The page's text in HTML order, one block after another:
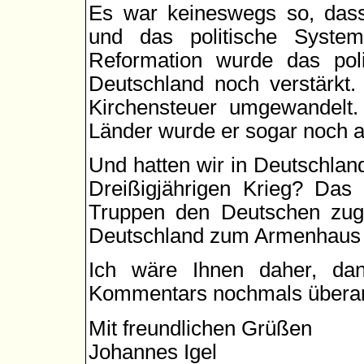
Es war keineswegs so,
und das politische
Reformation wurde das
Deutschland noch
Kirchensteuer
Länder wurde er sogar noch
Und hatten wir in
Dreißigjährigen Krieg?
Truppen den Deutschen
Deutschland zum
Ich wäre Ihnen daher,
Kommentars nochmals
Mit freundlichen Grüßen
Johannes Igel